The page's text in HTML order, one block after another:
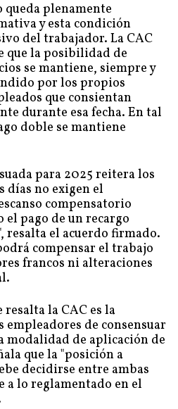
queda plenamente
y esta condición
del trabajador. La CAC
que la posibilidad de
se mantiene, siempre y
por los propios
que consientan
durante esa fecha. En tal
doble se mantiene
para 2025 reitera los
días no exigen el
compensatorio
el pago de un recargo
resalta el acuerdo firmado.
compensar el trabajo
francos ni alteraciones
la CAC es la
de consensuar
modalidad de aplicación de
que la "posición a
decidirse entre ambas
a lo reglamentado en el